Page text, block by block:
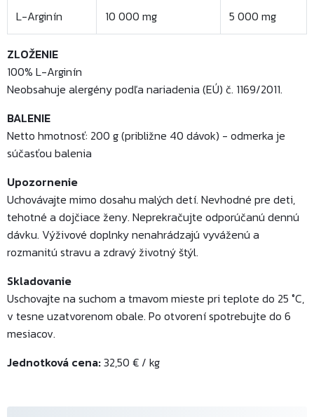
L-Arginín 10 000 mg 5 000 mg
ZLOŽENIE
100% L-Arginín
Neobsahuje alergény podľa nariadenia (EÚ) č. 1169/2011.
BALENIE
Netto hmotnosť: 200 g (približne 40 dávok) - odmerka je
súčasťou balenia
Upozornenie
Uchovávajte mimo dosahu malých detí. Nevhodné pre deti,
tehotné a dojčiace ženy. Neprekračujte odporúčanú dennú
dávku. Výživové doplnky nenahrádzajú vyváženú a
rozmanitú stravu a zdravý životný štýl.
Skladovanie
Uschovajte na suchom a tmavom mieste pri teplote do 25 °C,
v tesne uzatvorenom obale. Po otvorení spotrebujte do 6
mesiacov.
Jednotková cena:32,50 € / kg